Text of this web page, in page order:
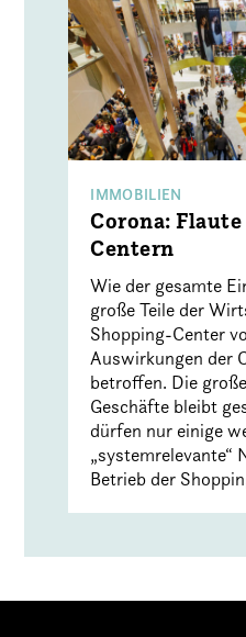
IMMOBILIEN
Corona:
Centern
Wie der gesamte
große Teile der
Shopping-Center
Auswirkungen der
betroffen. Die
Geschäfte bleibt
dürfen nur einige
„systemrelevante“
Betrieb der